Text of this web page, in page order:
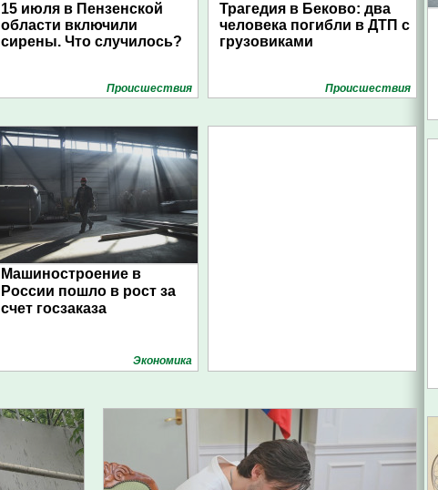
15 июля в Пензенской
области включили
сирены. Что случилось?
Проиcшествия
Трагедия в Беково: два
человека погибли в ДТП с
грузовиками
Проиcшествия
Машиностроение в
России пошло в рост за
счет госзаказа
Экономика